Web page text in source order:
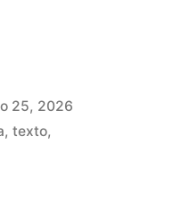
25, 2026
texto,